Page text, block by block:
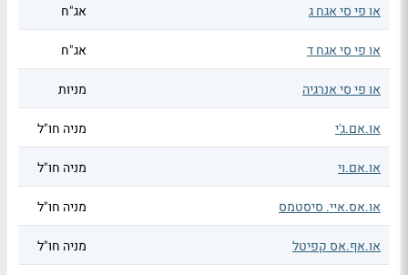
או פי סי אגח ג אג"ח
או פי סי אגח ד אג"ח
או פי סי אנרגיה מניות
או.אם.ג'י מניה חו"ל
או.אם.וי מניה חו"ל
או.אס.איי. סיסטמס מניה חו"ל
או.אף.אס קפיטל מניה חו"ל